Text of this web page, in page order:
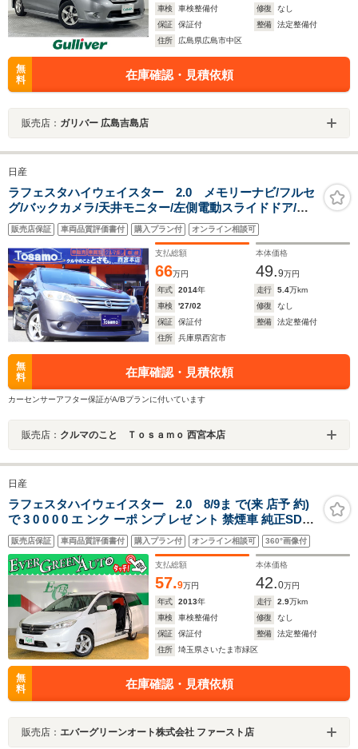
車検
車検整備付 修復
なし
保証
保証付 整備
法定整備付
住所
広島県広島市中区
無
料
在庫確認・見積依頼
販売店： ガリバー 広島吉島店
日産
ラフェスタハイウェイスター 2.0 メモリーナビ/フルセ
グ/バックカメラ/天井モニター/左側電動スライドドア/ス
マートキー/ETC/純正アルミホイール/3列シート/7人乗り
販売店保証 車両品質評価書付 購入プラン付 オンライン相談可
支払総額
66万円
本体価格
49.9万円
年式
2014年 走行 5.4万km
車検
'27/02 修復
なし
保証
保証付 整備
法定整備付
住所
兵庫県西宮市
無
料
在庫確認・見積依頼
カーセンサーアフター保証がA/Bプランに付いています
販売店： クルマのこと Ｔｏｓａｍｏ 西宮本店
日産
ラフェスタハイウェイスター 2.0 8/9ま で(来 店予 約)
で 3 0 0 0 0 エ ンク ーポ ンプ レゼ ント 禁煙車 純正SDナ
ビ バックカメラ インテリキー フリップダウンモニター
オートスライドドア Bluetooth 純正15インチアルミホイ
ール TV
販売店保証 車両品質評価書付 購入プラン付 オンライン相談可 360°画像付
支払総額
57.9万円
本体価格
42.0万円
年式
2013年 走行 2.9万km
車検
車検整備付 修復
なし
保証
保証付 整備
法定整備付
住所
埼玉県さいたま市緑区
無
料
在庫確認・見積依頼
販売店： エバーグリーンオート株式会社 ファースト店